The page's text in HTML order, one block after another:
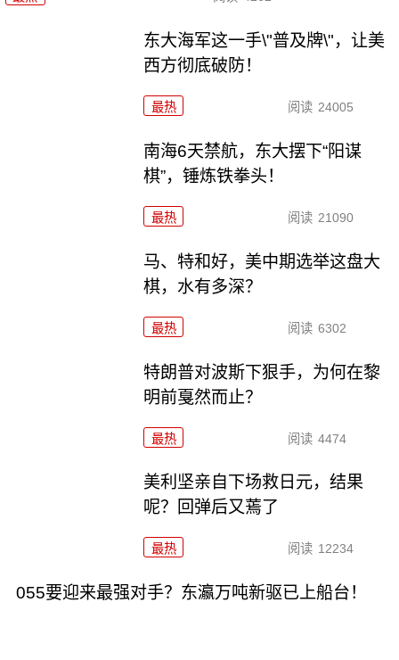
东大海军这一手\"普及牌\"，让美
西方彻底破防！
最热 阅读 24005
南海6天禁航，东大摆下“阳谋
棋”，锤炼铁拳头！
最热 阅读 21090
马、特和好，美中期选举这盘大
棋，水有多深？
最热 阅读 6302
特朗普对波斯下狠手，为何在黎
明前戛然而止？
最热 阅读 4474
美利坚亲自下场救日元，结果
呢？回弹后又蔫了
最热 阅读 12234
055要迎来最强对手？东瀛万吨新驱已上船台！